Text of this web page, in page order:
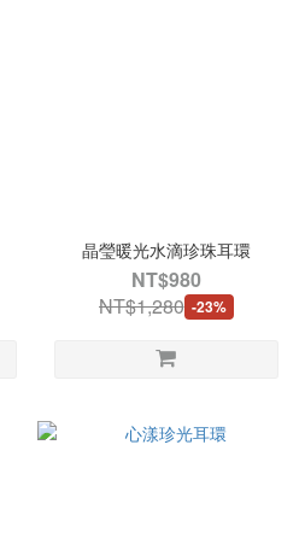
晶瑩暖光水滴珍珠耳環
NT$980
NT$1,280 -23%